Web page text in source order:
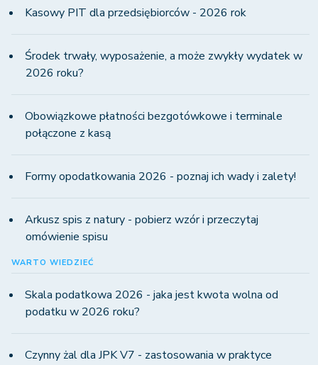
Kasowy PIT dla przedsiębiorców - 2026 rok
Środek trwały, wyposażenie, a może zwykły wydatek w
2026 roku?
Obowiązkowe płatności bezgotówkowe i terminale
połączone z kasą
Formy opodatkowania 2026 - poznaj ich wady i zalety!
Arkusz spis z natury - pobierz wzór i przeczytaj
omówienie spisu
WARTO WIEDZIEĆ
Skala podatkowa 2026 - jaka jest kwota wolna od
podatku w 2026 roku?
Czynny żal dla JPK V7 - zastosowania w praktyce